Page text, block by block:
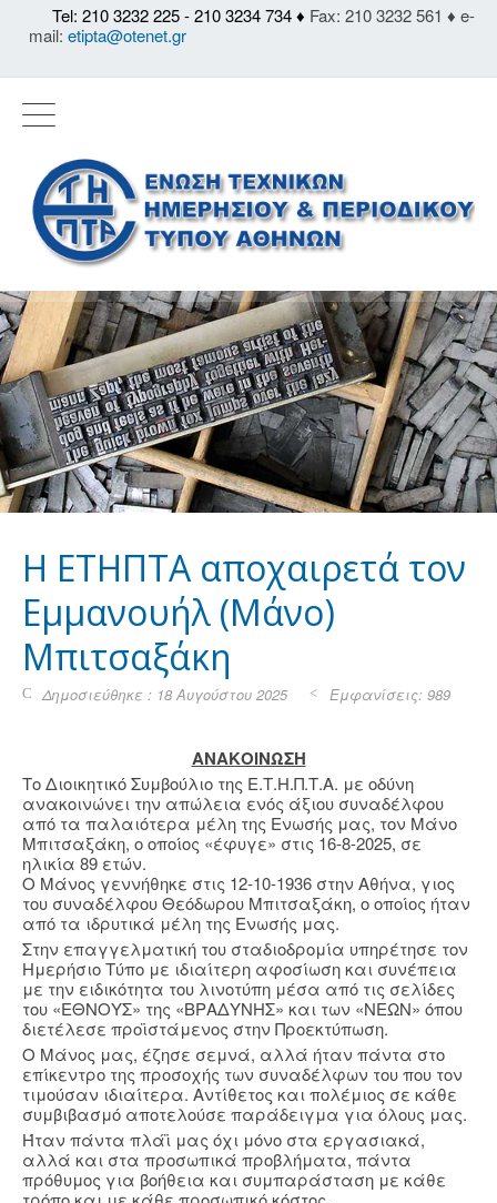
Tel: 210 3232 225 - 210 3234 734 ♦ Fax: 210 3232 561 ♦ e-
mail: etipta@otenet.gr
H EΤΗΠΤΑ αποχαιρετά τον
Εμμανουήλ (Μάνο)
Μπιτσαξάκη
Δημοσιεύθηκε : 18 Αυγούστου 2025 Εμφανίσεις: 989
ΑΝΑΚΟΙΝΩΣΗ
Το Διοικητικό Συμβούλιο της Ε.Τ.Η.Π.Τ.Α. με οδύνη
ανακοινώνει την απώλεια ενός άξιου συναδέλφου
από τα παλαιότερα μέλη της Ενωσής μας, τον Μάνο
Μπιτσαξάκη, ο οποίος «έφυγε» στις 16-8-2025, σε
ηλικία 89 ετών.
Ο Μάνος γεννήθηκε στις 12-10-1936 στην Αθήνα, γιος
του συναδέλφου Θεόδωρου Μπιτσαξάκη, ο οποίος ήταν
από τα ιδρυτικά μέλη της Ενωσής μας.
Στην επαγγελματική του σταδιοδρομία υπηρέτησε τον
Ημερήσιο Τύπο με ιδιαίτερη αφοσίωση και συνέπεια
με την ειδικότητα του λινοτύπη μέσα από τις σελίδες
του «ΕΘΝΟΥΣ» της «ΒΡΑΔΥΝΗΣ» και των «ΝΕΩΝ» όπου
διετέλεσε προϊστάμενος στην Προεκτύπωση.
Ο Μάνος μας, έζησε σεμνά, αλλά ήταν πάντα στο
επίκεντρο της προσοχής των συναδέλφων του που τον
τιμούσαν ιδιαίτερα. Αντίθετος και πολέμιος σε κάθε
συμβιβασμό αποτελούσε παράδειγμα για όλους μας.
Ήταν πάντα πλάϊ μας όχι μόνο στα εργασιακά,
αλλά και στα προσωπικά προβλήματα, πάντα
πρόθυμος για βοήθεια και συμπαράσταση με κάθε